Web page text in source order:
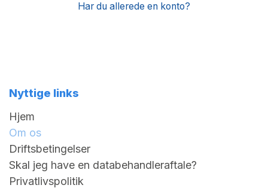
Har du allerede en konto?
Nyttige links
Hjem
Om os
Driftsbetingelser
Skal jeg have en databehandleraftale?
Privatlivspolitik